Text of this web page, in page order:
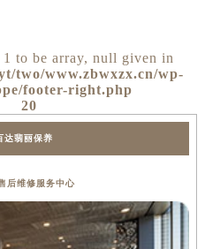
1 to be array, null given in
two/www.zbwxzx.cn/wp-
footer-right.php
20
达翡丽保养
后维修服务中心